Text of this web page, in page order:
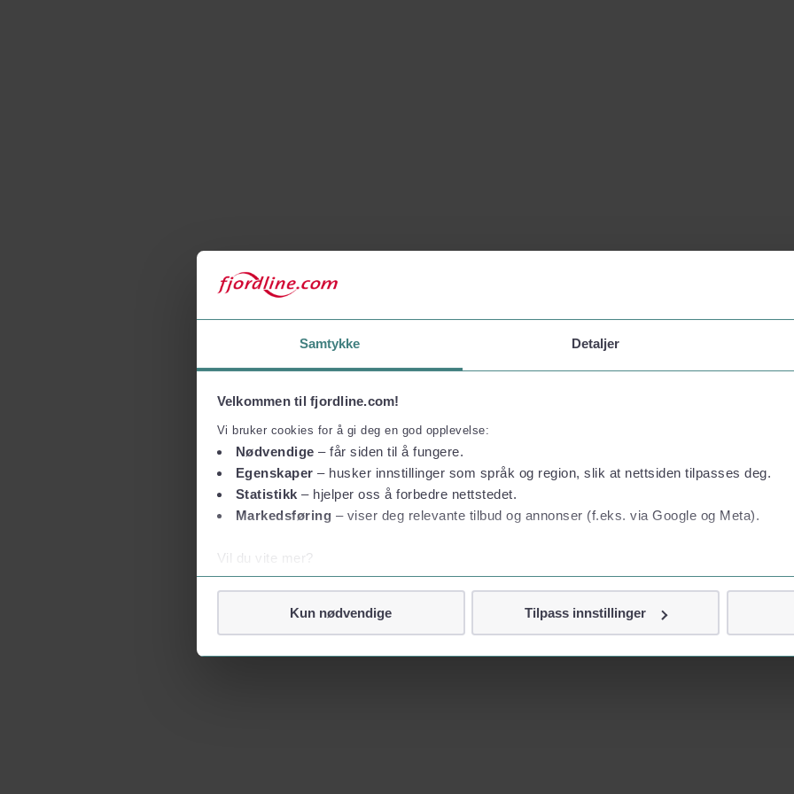
Samtykke Detaljer
Velkommen til fjordline.com!
Vi bruker cookies for å gi deg en god opplevelse:
Nødvendige – får siden til å fungere.
Egenskaper – husker innstillinger som språk og region, slik at nettsiden tilpasses deg.
Statistikk – hjelper oss å forbedre nettstedet.
Markedsføring – viser deg relevante tilbud og annonser (f.eks. via Google og Meta).
Vil du vite mer?
Om informasjonskapsler
Kun nødvendige Tilpass innstillinger